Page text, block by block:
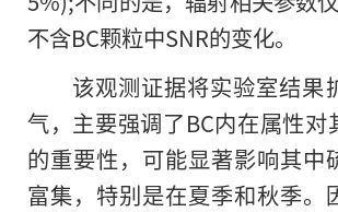
不含BC颗粒中SNR的变化。
该观测证据将实验室结果
气，主要强调了BC内在属性对
的重要性，可能显著影响其中
富集，特别是在夏季和秋季。